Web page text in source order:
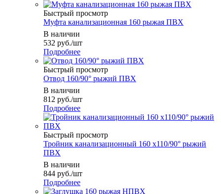
Быстрый просмотр
Муфта канализационная 160 рыжая ПВХ
В наличии
532 руб./шт
Подробнее
Быстрый просмотр
Отвод 160/90° рыжий ПВХ
В наличии
812 руб./шт
Подробнее
Быстрый просмотр
Тройник канализационный 160 х110/90° рыжий
ПВХ
В наличии
844 руб./шт
Подробнее